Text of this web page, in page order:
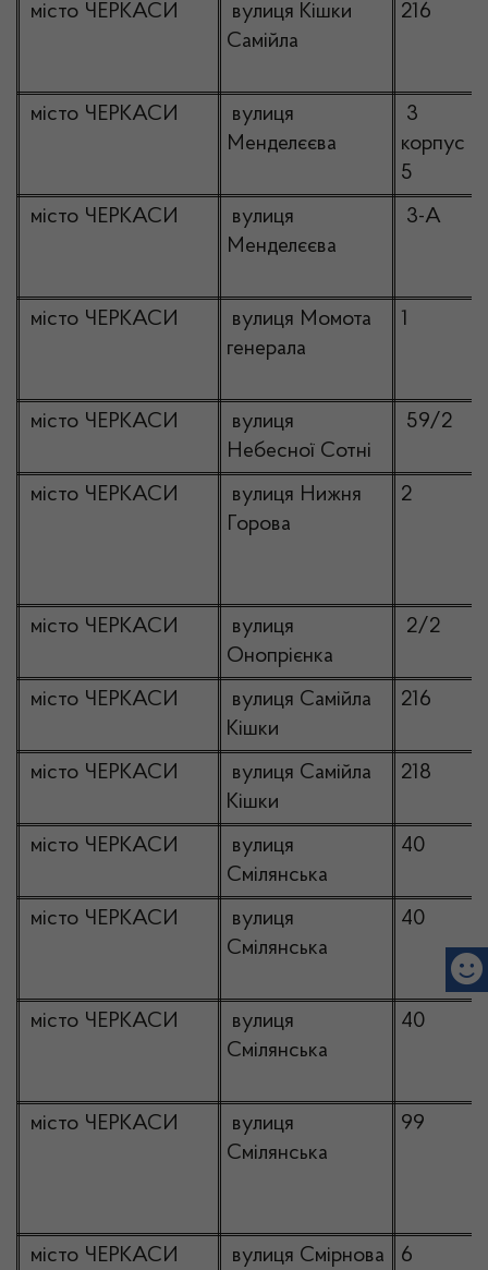
місто ЧЕРКАСИ
вулиця Кішки
Самійла
216
місто ЧЕРКАСИ
вулиця
Менделєєва
3
корпус
5
місто ЧЕРКАСИ
вулиця
Менделєєва
3-А
місто ЧЕРКАСИ
вулиця Момота
генерала
1
місто ЧЕРКАСИ
вулиця
Небесної Сотні
59/2
місто ЧЕРКАСИ
вулиця Нижня
Горова
2
місто ЧЕРКАСИ
вулиця
Онопрієнка
2/2
місто ЧЕРКАСИ
вулиця Самійла
Кішки
216
місто ЧЕРКАСИ
вулиця Самійла
Кішки
218
місто ЧЕРКАСИ
вулиця
Смілянська
40
місто ЧЕРКАСИ
вулиця
Смілянська
40
місто ЧЕРКАСИ
вулиця
Смілянська
40
місто ЧЕРКАСИ
вулиця
Смілянська
99
місто ЧЕРКАСИ вулиця Смірнова 6